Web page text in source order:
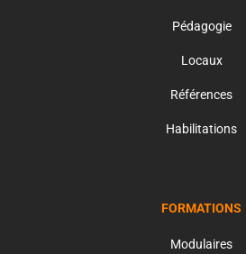
Pédagogie
Locaux
Références
Habilitations
FORMATIONS
Modulaires